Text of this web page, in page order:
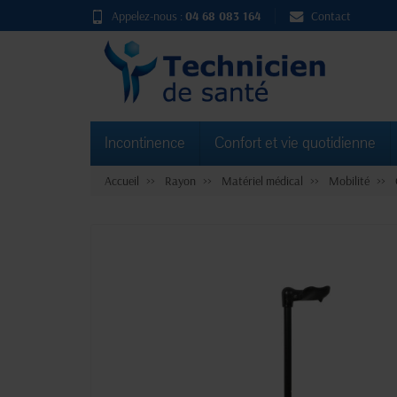
Appelez-nous : 04 68 083 164 Contact
Incontinence Confort et vie quotidienne
Accueil Rayon Matériel médical Mobilité